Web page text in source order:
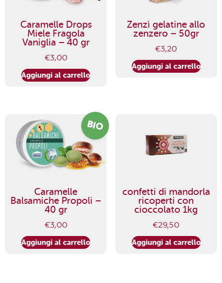
Caramelle Drops
Miele Fragola
Vaniglia – 40 gr
€3,00
Aggiungi al carrello
Zenzì gelatine allo
zenzero – 50gr
€3,20
Aggiungi al carrello
BIO
Caramelle
Balsamiche Propoli –
40 gr
€3,00
Aggiungi al carrello
confetti di mandorla
ricoperti con
cioccolato 1kg
€29,50
Aggiungi al carrello